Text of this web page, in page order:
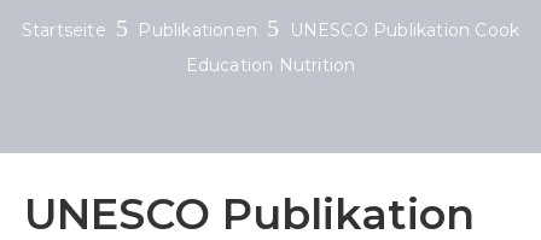
Startseite Publikationen
UNESCO Publikation Cook
Education Nutrition
UNESCO Publikation